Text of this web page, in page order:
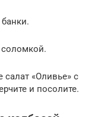
соломкой.
салат «Оливье» с
и посолите.